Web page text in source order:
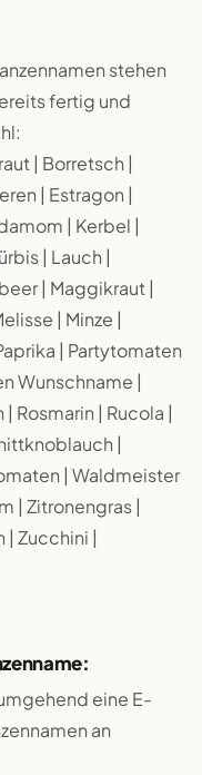
stehen
fertig und
| Borretsch |
| Estragon |
| Kerbel |
| Lauch |
| Maggikraut |
| Minze |
| Partytomaten
Wunschname |
Rosmarin | Rucola |
|
| Waldmeister
| Zitronengras |
| Zucchini |
eine E-
an